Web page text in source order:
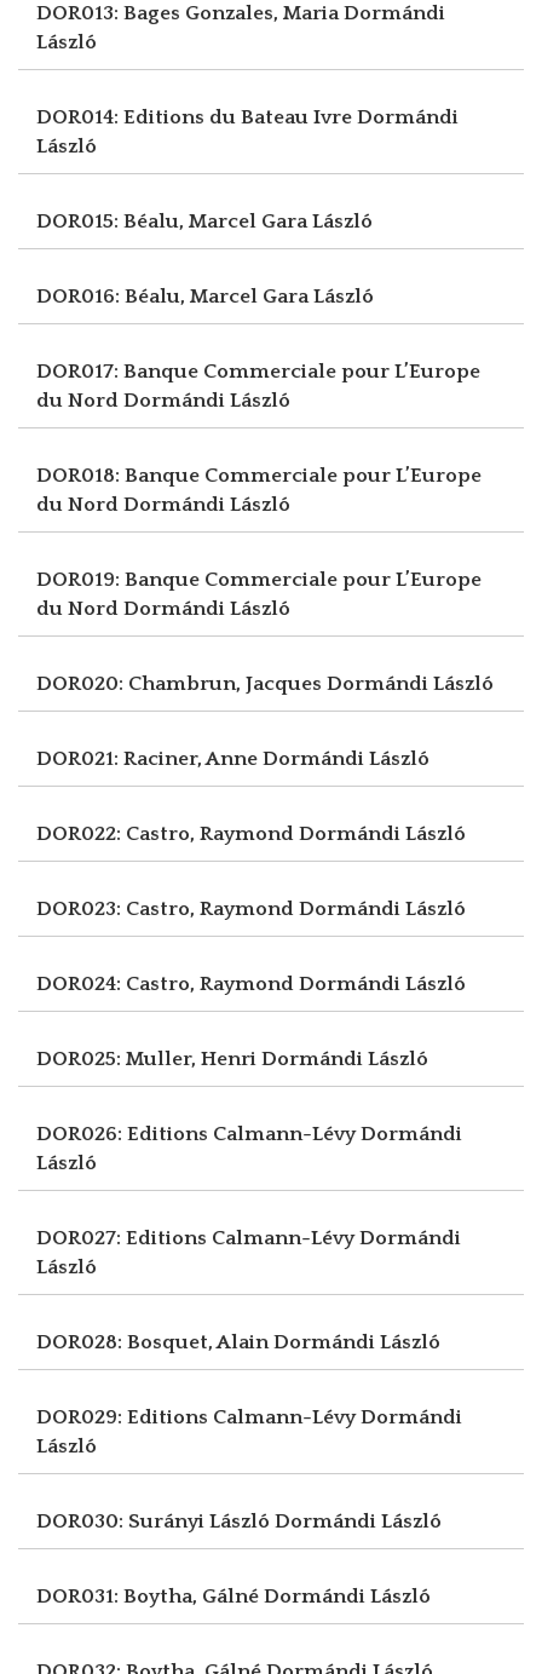
DOR013: Bages Gonzales, MariaDormándi
László
DOR014: Editions du Bateau Ivre Dormándi
László
DOR015: Béalu, Marcel Gara László
DOR016: Béalu, Marcel Gara László
DOR017: Banque Commerciale pour L’Europe
du Nord Dormándi László
DOR018: Banque Commerciale pour L’Europe
du Nord Dormándi László
DOR019: Banque Commerciale pour L’Europe
du Nord Dormándi László
DOR020: Chambrun, Jacques Dormándi László
DOR021: Raciner, Anne Dormándi László
DOR022: Castro, Raymond Dormándi László
DOR023: Castro, Raymond Dormándi László
DOR024: Castro, Raymond Dormándi László
DOR025: Muller, Henri Dormándi László
DOR026: Editions Calmann-LévyDormándi
László
DOR027: Editions Calmann-LévyDormándi
László
DOR028: Bosquet, AlainDormándi László
DOR029: Editions Calmann-LévyDormándi
László
DOR030: Surányi László Dormándi László
DOR031: Boytha, Gálné Dormándi László